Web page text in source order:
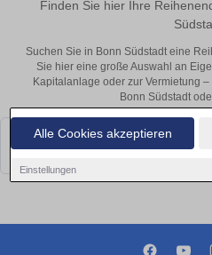
Alle Cookies akzeptieren
Einstellungen
Finden Sie hier Ihre
Suchen Sie in Bonn Südstadt eine
Sie hier eine große Auswahl an
Kapitalanlage oder zur Vermietung
Bonn Südstadt
Leider konnten wir derzeit keine
bald wieder vorbei!